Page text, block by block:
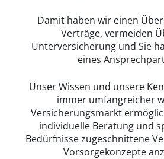
Damit haben wir einen
Verträge, vermeiden
Unterversicherung und Sie
eines
Unser Wissen und unsere
immer umfangreicher
Versicherungsmarkt
individuelle Beratung und
Bedürfnisse zugeschnittene
Vorsorgekonzepte